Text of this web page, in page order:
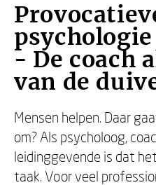
- De coach
van de
Mensen helpen. Daar
om? Als psycholoog,
leidinggevende is dat
taak. Voor veel